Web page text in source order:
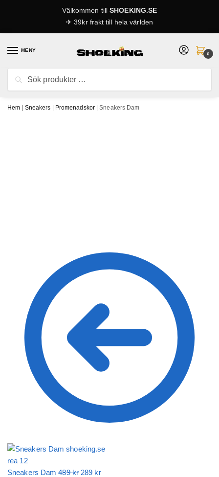
Välkommen tillSHOEKING.SE
✈ 39kr frakt till hela världen
MENY
efter:
Sök
0
Hem | Sneakers | Promenadskor|Sneakers Dam
Sneakers Dam 489kr Det
289 krDet